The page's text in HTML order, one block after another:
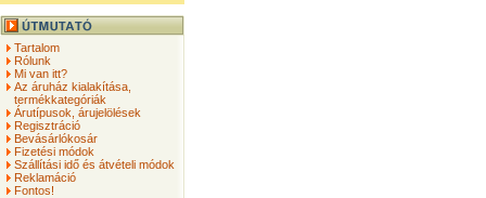
Tartalom
Rólunk
Mi van itt?
Az áruház kialakítása,
termékkategóriák
Árutípusok, árujelölések
Regisztráció
Bevásárlókosár
Fizetési módok
Szállítási idő és átvételi módok
Reklamáció
Fontos!